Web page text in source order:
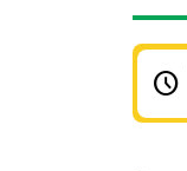
schedule